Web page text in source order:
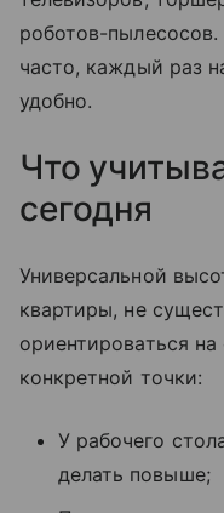
роботов-
часто, каждый раз
удобно.
Что
сегодня
Универсальной
квартиры, не
ориентироваться
конкретной точки:
У рабочего
делать повыше;